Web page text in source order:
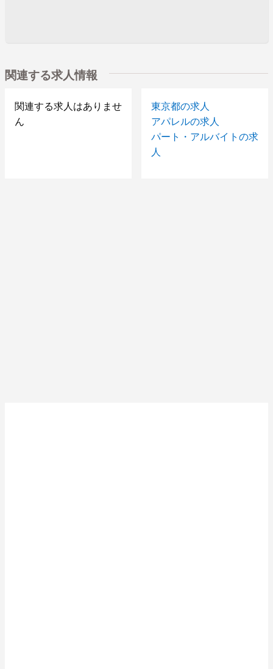
関連する求人情報
関連する求人はありませ
ん
東京都の求人
アパレルの求人
パート・アルバイトの求
人